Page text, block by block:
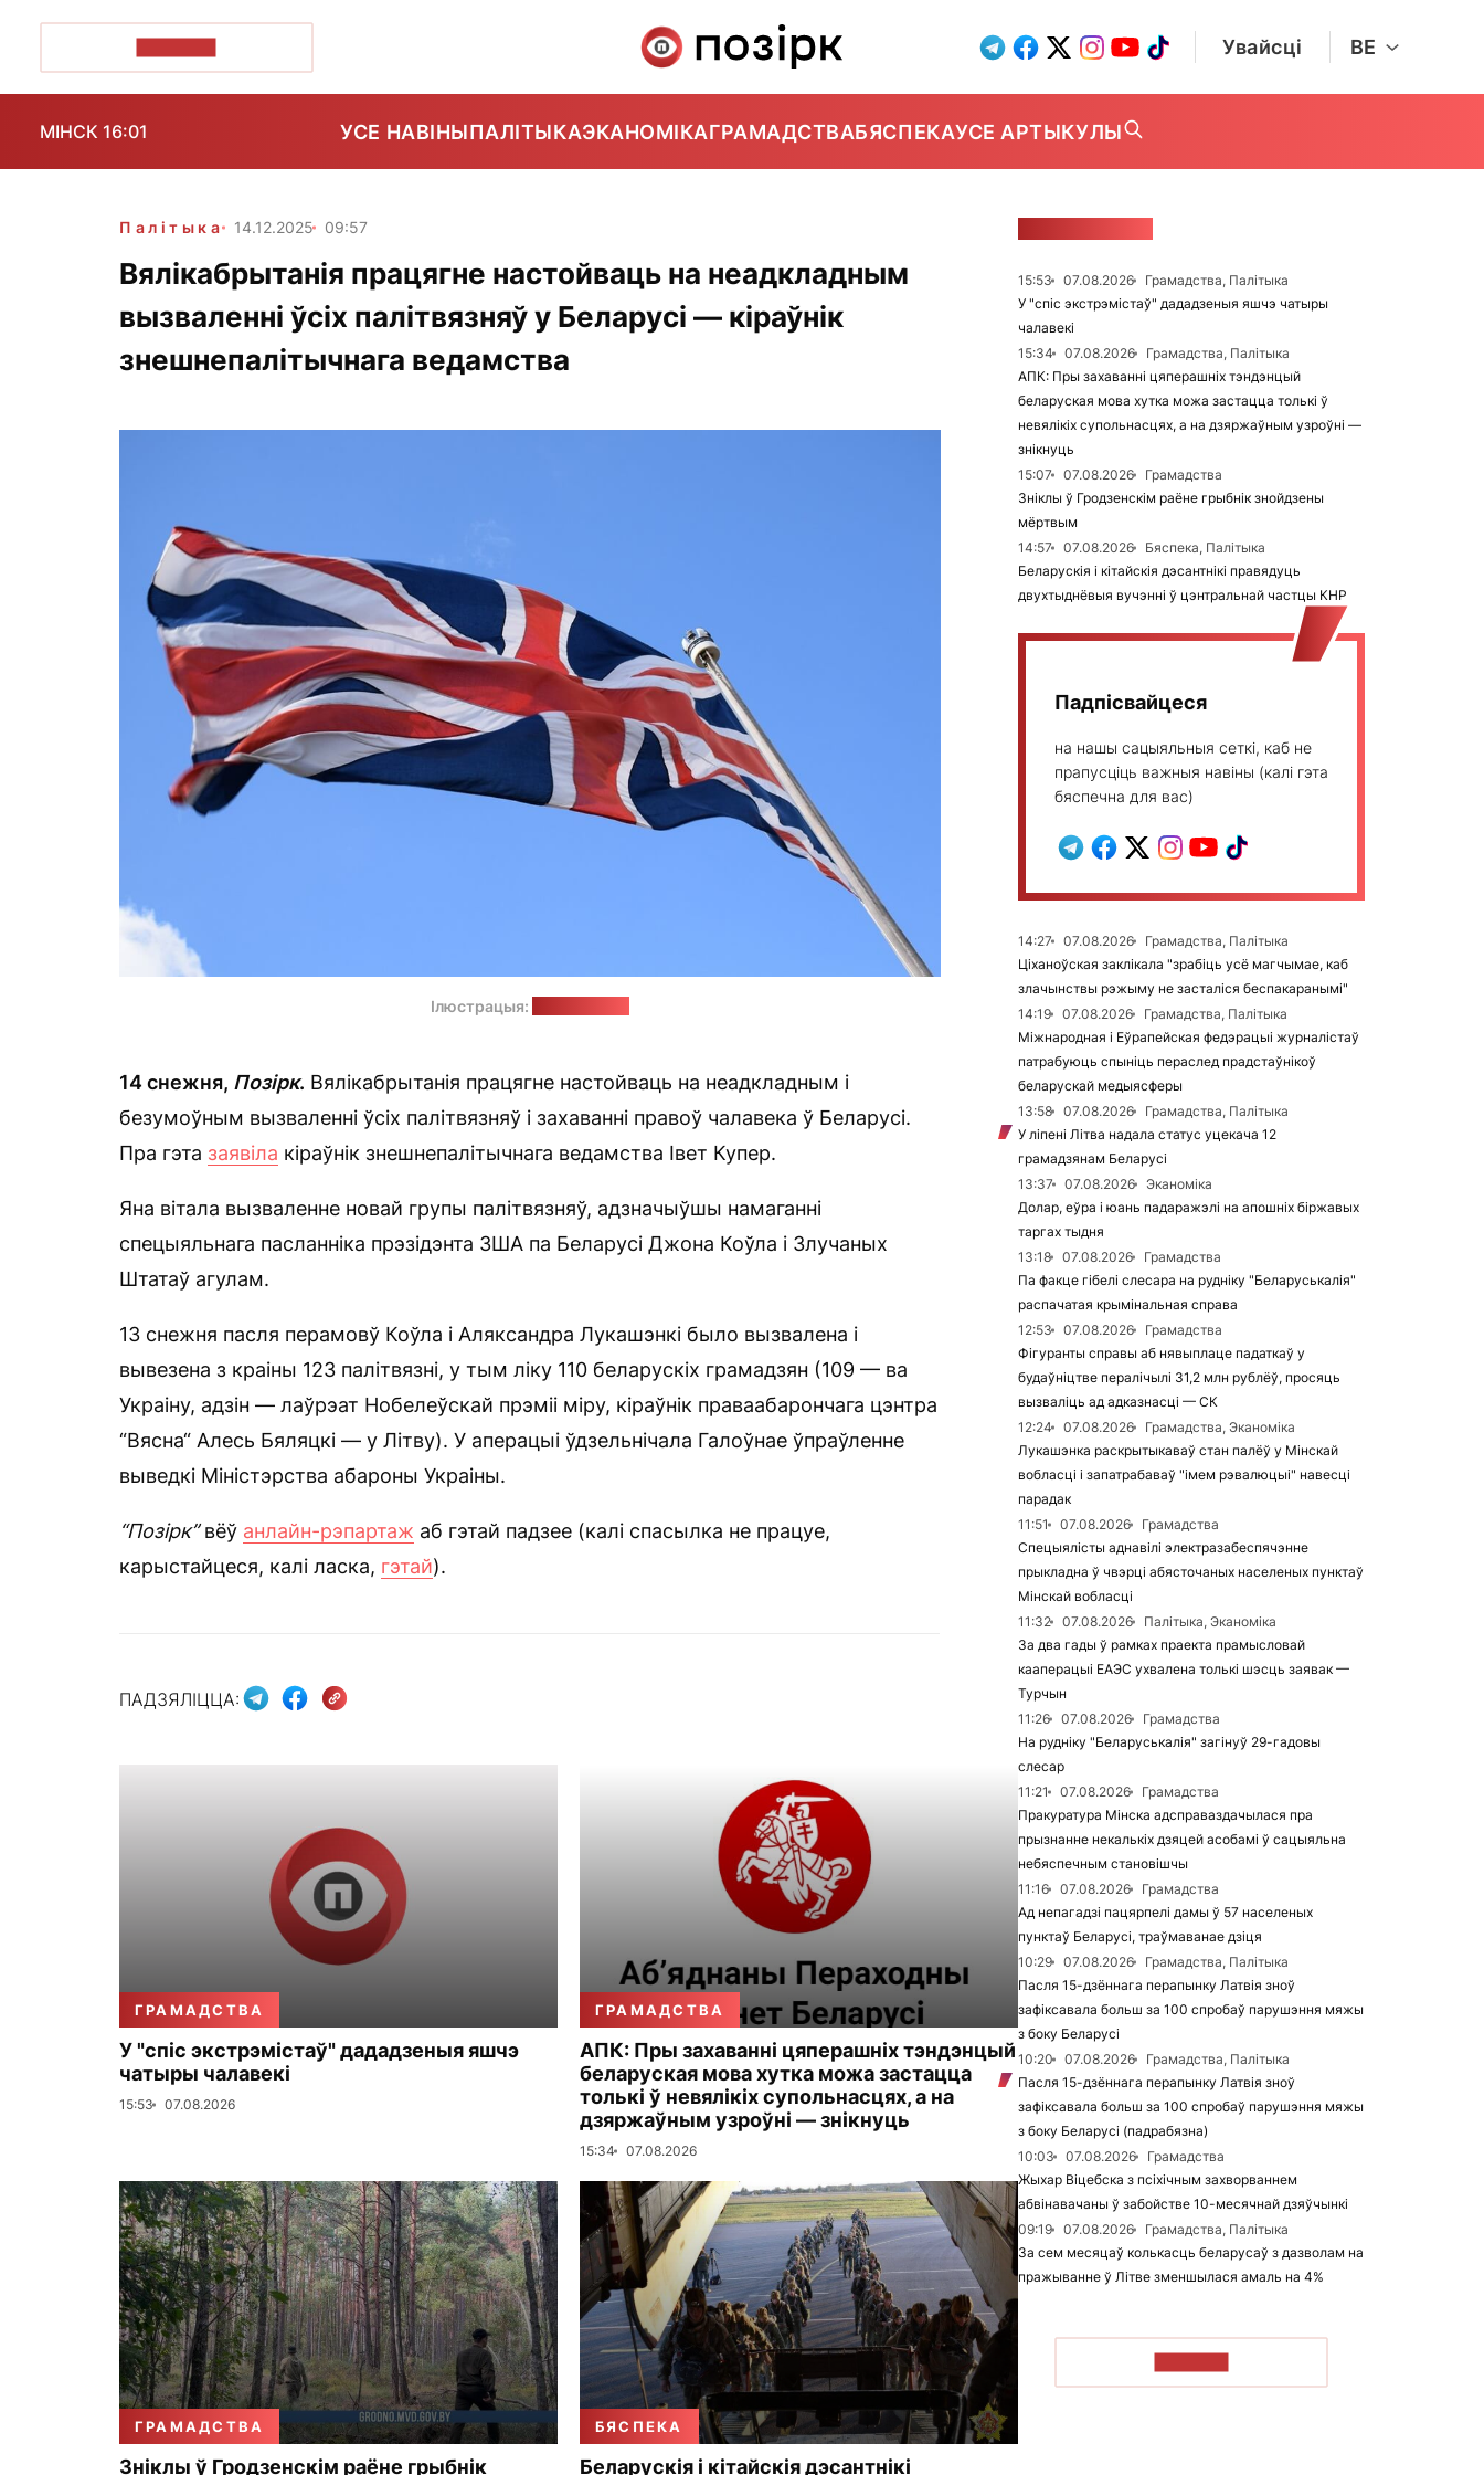
Увайсці BE
МІНСК 16:01 УСЕ НАВІНЫПАЛІТЫКАЭКАНОМІКАГРАМАДСТВАБЯСПЕКАУСЕ АРТЫКУЛЫ
Палітыка 14.12.2025 09:57
Вялікабрытанія працягне настойваць на неадкладным
вызваленні ўсіх палітвязняў у Беларусі — кіраўнік
знешнепалітычнага ведамства
Ілюстрацыя:
14 снежня, Позірк. Вялікабрытанія працягне настойваць на неадкладным і
безумоўным вызваленні ўсіх палітвязняў і захаванні правоў чалавека ў Беларусі.
Пра гэта заявіла кіраўнік знешнепалітычнага ведамства Івет Купер.
Яна вітала вызваленне новай групы палітвязняў, адзначыўшы намаганні
спецыяльнага пасланніка прэзідэнта ЗША па Беларусі Джона Коўла і Злучаных
Штатаў агулам.
13 снежня пасля перамовў Коўла і Аляксандра Лукашэнкі было вызвалена і
вывезена з краіны 123 палітвязні, у тым ліку 110 беларускіх грамадзян (109 — ва
Украіну, адзін — лаўрэат Нобелеўскай прэміі міру, кіраўнік праваабарончага цэнтра
“Вясна“ Алесь Бяляцкі — у Літву). У аперацыі ўдзельнічала Галоўнае ўпраўленне
выведкі Міністэрства абароны Украіны.
“Позірк”вёў анлайн-рэпартаж аб гэтай падзее (калі спасылка не працуе,
карыстайцеся, калі ласка, гэтай).
ПАДЗЯЛІЦЦА:
ГРАМАДСТВА
У "спіс экстрэмістаў" дададзеныя яшчэ
чатыры чалавекі
15:53 07.08.2026
ГРАМАДСТВА
АПК: Пры захаванні цяперашніх тэндэнцый
беларуская мова хутка можа застацца
толькі ў невялікіх супольнасцях, а на
дзяржаўным узроўні — знікнуць
15:34 07.08.2026
ГРАМАДСТВА
Зніклы ў Гродзенскім раёне грыбнік
БЯСПЕКА
Беларускія і кітайскія дэсантнікі
15:53 07.08.2026
Грамадства, Палітыка
У "спіс экстрэмістаў" дададзеныя яшчэ чатыры
чалавекі
15:34
07.08.2026
Грамадства, Палітыка
АПК: Пры захаванні цяперашніх тэндэнцый
беларуская мова хутка можа застацца толькі ў
невялікіх супольнасцях, а на дзяржаўным узроўні —
знікнуць
15:07
07.08.2026
Грамадства
Зніклы ў Гродзенскім раёне грыбнік знойдзены
мёртвым
14:57
07.08.2026
Бяспека, Палітыка
Беларускія і кітайскія дэсантнікі правядуць
двухтыднёвыя вучэнні ў цэнтральнай частцы КНР
Падпісвайцеся
на нашы сацыяльныя сеткі, каб не
прапусціць важныя навіны (калі гэта
бяспечна для вас)
14:27 07.08.2026
Грамадства, Палітыка
Ціханоўская заклікала "зрабіць усё магчымае, каб
злачынствы рэжыму не засталіся беспакаранымі"
14:19
07.08.2026
Грамадства, Палітыка
Міжнародная і Еўрапейская федэрацыі журналістаў
патрабуюць спыніць пераслед прадстаўнікоў
беларускай медыясферы
13:58
07.08.2026
Грамадства, Палітыка
У ліпені Літва надала статус уцекача 12
грамадзянам Беларусі
13:37
07.08.2026
Эканоміка
Долар, еўра і юань падаражэлі на апошніх біржавых
таргах тыдня
13:18
07.08.2026
Грамадства
Па факце гібелі слесара на рудніку "Беларуськалія"
распачатая крымінальная справа
12:53
07.08.2026
Грамадства
Фігуранты справы аб нявыплаце падаткаў у
будаўніцтве пералічылі 31,2 млн рублёў, просяць
вызваліць ад адказнасці — СК
12:24
07.08.2026
Грамадства, Эканоміка
Лукашэнка раскрытыкаваў стан палёў у Мінскай
вобласці і запатрабаваў "імем рэвалюцыі" навесці
парадак
11:51
07.08.2026
Грамадства
Спецыялісты аднавілі электразабеспячэнне
прыкладна ў чвэрці абясточаных населеных пунктаў
Мінскай вобласці
11:32
07.08.2026
Палітыка, Эканоміка
За два гады ў рамках праекта прамысловай
кааперацыі ЕАЭС ухвалена толькі шэсць заявак —
Турчын
11:26
07.08.2026
Грамадства
На рудніку "Беларуськалія" загінуў 29-гадовы
слесар
11:21
07.08.2026
Грамадства
Пракуратура Мінска адсправаздачылася пра
прызнанне некалькіх дзяцей асобамі ў сацыяльна
небяспечным становішчы
11:16
07.08.2026
Грамадства
Ад непагадзі пацярпелі дамы ў 57 населеных
пунктаў Беларусі, траўмаванае дзіця
10:29
07.08.2026
Грамадства, Палітыка
Пасля 15-дзённага перапынку Латвія зноў
зафіксавала больш за 100 спробаў парушэння мяжы
з боку Беларусі
10:20
07.08.2026
Грамадства, Палітыка
Пасля 15-дзённага перапынку Латвія зноў
зафіксавала больш за 100 спробаў парушэння мяжы
з боку Беларусі (падрабязна)
10:03
07.08.2026
Грамадства
Жыхар Віцебска з псіхічным захворваннем
абвінавачаны ў забойстве 10-месячнай дзяўчынкі
09:19
07.08.2026
Грамадства, Палітыка
За сем месяцаў колькасць беларусаў з дазволам на
пражыванне ў Літве зменшылася амаль на 4%